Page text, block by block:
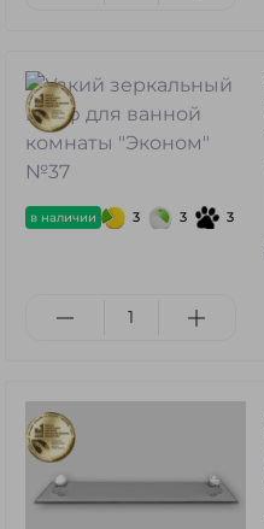
в наличии 3 3 3